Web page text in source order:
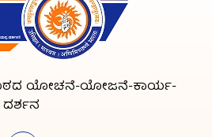
ಮಠದ ಯೋಚನೆ-ಯೋಜನೆ-ಕಾರ್ಯ-